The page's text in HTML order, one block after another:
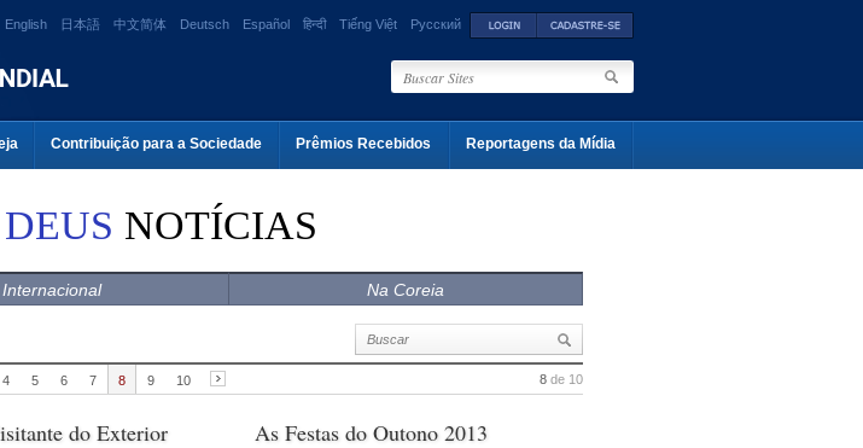
English 日本語 中文简体 Deutsch Español हिन्दी Tiếng Việt Русский
Contribuição para a Sociedade Prêmios Recebidos Reportagens da Mídia
NOTÍCIAS
Internacional Na Coreia
8 de 10
4 5 6 7 8 9 10
do Exterior As Festas do Outono 2013